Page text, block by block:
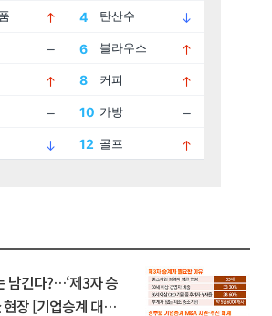
남긴다?…‘제3자 승
장 [기업승계 대전